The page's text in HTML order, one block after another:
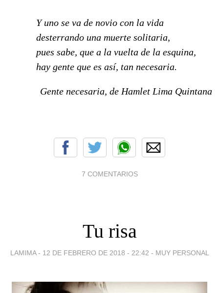
Y uno se va de novio con la vida
desterrando una muerte solitaria,
pues sabe, que a la vuelta de la esquina,
hay gente que es así, tan necesaria.
Gente necesaria, de Hamlet Lima Quintana
7 COMENTARIOS
Tu risa
LAMIMA - 12 DE FEBRERO DE 2018 - 22:42 - MUY PERSONAL